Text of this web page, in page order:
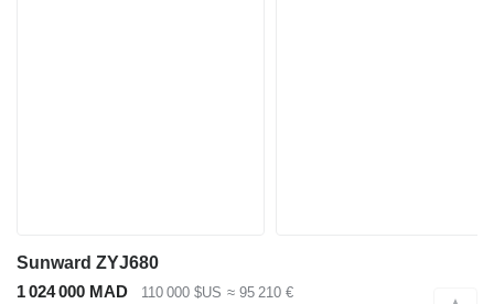
Sunward ZYJ680
1 024 000 MAD
110 000 $US ≈ 95 210 €